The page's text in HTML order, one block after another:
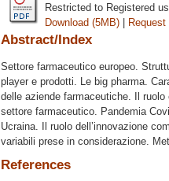
Restricted to Registered
Download (5MB) |
Abstract/Index
Settore farmaceutico europeo.
player e prodotti. Le big pharma.
delle aziende farmaceutiche. Il
settore farmaceutico. Pandemia
Ucraina. Il ruolo dell’innovazione
variabili prese in considerazione.
References